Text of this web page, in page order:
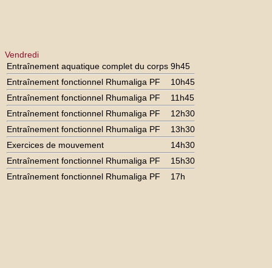
Vendredi
Entraînement aquatique complet du corps 9h45
Entraînement fonctionnel Rhumaliga PF
10h45
Entraînement fonctionnel Rhumaliga PF
11h45
Entraînement fonctionnel Rhumaliga PF
12h30
Entraînement fonctionnel Rhumaliga PF
13h30
Exercices de mouvement
14h30
Entraînement fonctionnel Rhumaliga PF
15h30
Entraînement fonctionnel Rhumaliga PF
17h